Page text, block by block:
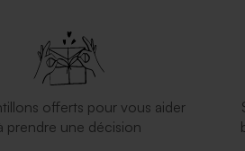
naissance champ de fleurs
Boîte à
offerts pour vous aider
prendre une décision